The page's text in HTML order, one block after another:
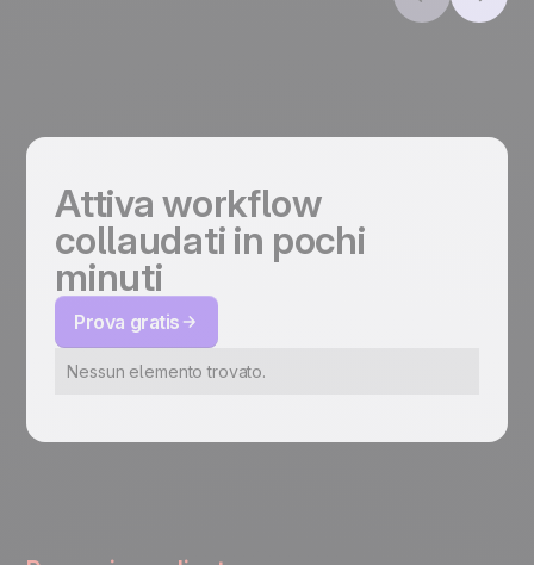
Attiva workflow
collaudati in pochi
minuti
Prova gratis
Nessun elemento trovato.